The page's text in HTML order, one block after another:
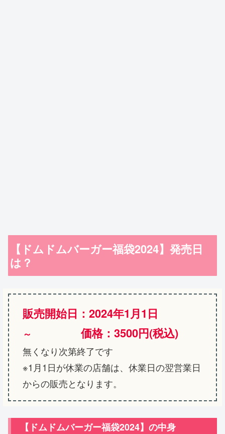
【ドムドムバーガー福袋2024】発売日
は？
販売開始日：2024年1月1日
～ 価格：3500円(税込)
無くなり次第終了です
※1月1日が休業の店舗は、休業日の翌営業日
からの販売となります。
【ドムドムバーガー福袋2024】の中身